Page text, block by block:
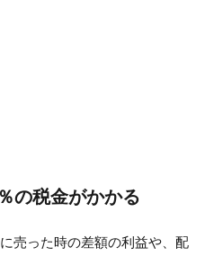
の税金がかかる
売った時の差額の利益や、配